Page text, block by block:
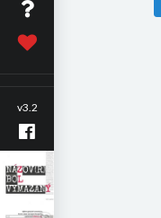
v3.2